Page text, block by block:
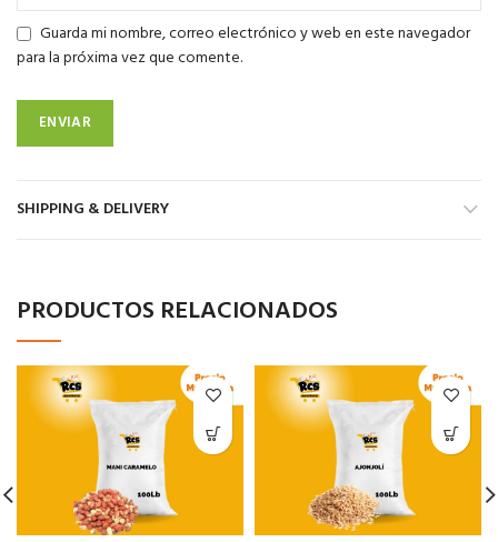
Guarda mi nombre, correo electrónico y web en este navegador
para la próxima vez que comente.
SHIPPING & DELIVERY
PRODUCTOS RELACIONADOS